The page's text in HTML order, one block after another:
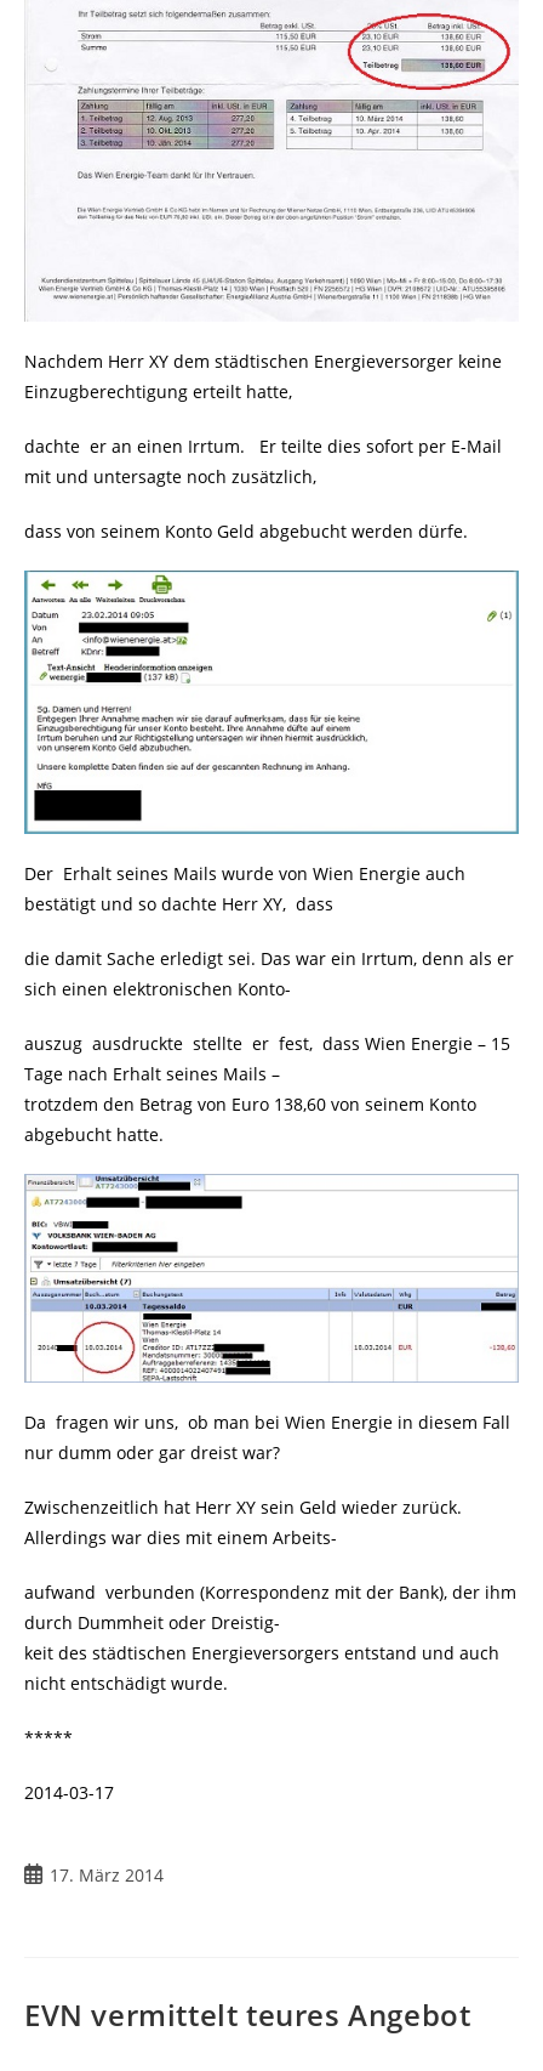
Nachdem Herr XY dem städtischen Energieversorger keine
Einzugberechtigung erteilt hatte,
dachte er an einen Irrtum. Er teilte dies sofort per E-Mail
mit und untersagte noch zusätzlich,
dass von seinem Konto Geld abgebucht werden dürfe.
Der Erhalt seines Mails wurde von Wien Energie auch
bestätigt und so dachte Herr XY, dass
die damit Sache erledigt sei. Das war ein Irrtum, denn als er
sich einen elektronischen Konto-
auszug ausdruckte stellte er fest, dass Wien Energie – 15
Tage nach Erhalt seines Mails –
trotzdem den Betrag von Euro 138,60 von seinem Konto
abgebucht hatte.
Da fragen wir uns, ob man bei Wien Energie in diesem Fall
nur dumm oder gar dreist war?
Zwischenzeitlich hat Herr XY sein Geld wieder zurück.
Allerdings war dies mit einem Arbeits-
aufwand verbunden (Korrespondenz mit der Bank), der ihm
durch Dummheit oder Dreistig-
keit des städtischen Energieversorgers entstand und auch
nicht entschädigt wurde.
*****
2014-03-17
17. März 2014
EVN vermittelt teures Angebot